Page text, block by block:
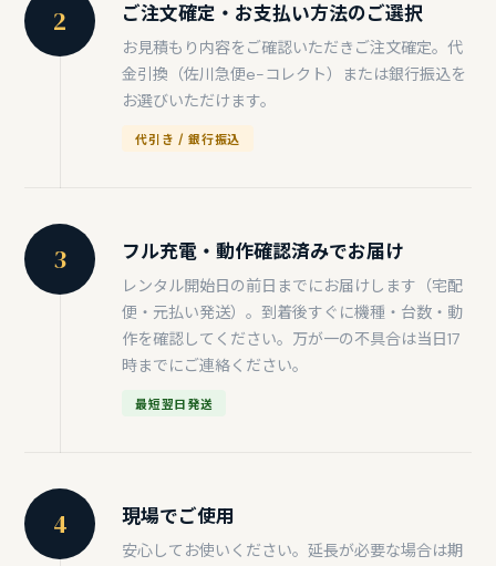
2 ご注文確定・お支払い方法のご選択
お見積もり内容をご確認いただきご注文確定。代
金引換（佐川急便e-コレクト）または銀行振込を
お選びいただけます。
代引き / 銀行振込
3 フル充電・動作確認済みでお届け
レンタル開始日の前日までにお届けします（宅配
便・元払い発送）。到着後すぐに機種・台数・動
作を確認してください。万が一の不具合は当日17
時までにご連絡ください。
最短翌日発送
4 現場でご使用
安心してお使いください。延長が必要な場合は期